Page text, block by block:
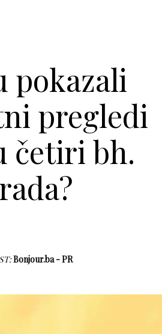
pokazali
pregledi
četiri bh.
Bonjour.ba - PR